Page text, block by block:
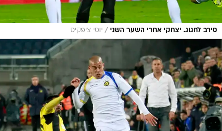
סירב לחגוג. יצחקי אחרי השער השני / יוסי ציפקיס